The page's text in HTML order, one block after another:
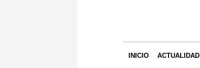
INICIO ACTUALIDAD